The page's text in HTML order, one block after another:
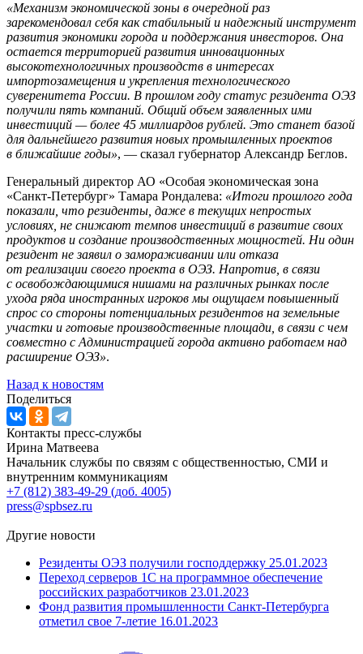
«Механизм экономической зоны в очередной раз
зарекомендовал себя как стабильный и надежный инструмент
развития экономики города и поддержания инвесторов. Она
остается территорией развития инновационных
высокотехнологичных производств в интересах
импортозамещения и укрепления технологического
суверенитета России. В прошлом году статус резидента ОЭЗ
получили пять компаний. Общий объем заявленных ими
инвестиций — более 45 миллиардов рублей. Это станет базой
для дальнейшего развития новых промышленных проектов
в ближайшие годы», — сказал губернатор Александр Беглов.
Генеральный директор АО «Особая экономическая зона
«Санкт-Петербург» Тамара Рондалева: «Итоги прошлого года
показали, что резиденты, даже в текущих непростых
условиях, не снижают темпов инвестиций в развитие своих
продуктов и создание производственных мощностей. Ни один
резидент не заявил о замораживании или отказа
от реализации своего проекта в ОЭЗ. Напротив, в связи
с освобождающимися нишами на различных рынках после
ухода ряда иностранных игроков мы ощущаем повышенный
спрос со стороны потенциальных резидентов на земельные
участки и готовые производственные площади, в связи с чем
совместно с Администрацией города активно работаем над
расширение ОЭЗ».
Назад к новостям
Поделиться
Контакты пресс-службы
Ирина Матвеева
Начальник службы по связям с общественностью, СМИ и
внутренним коммуникациям
+7 (812) 383-49-29 (доб. 4005)
press@spbsez.ru
Другие новости
Резиденты ОЭЗ получили господдержку 25.01.2023
Переход серверов 1С на программное обеспечение
российских разработчиков 23.01.2023
Фонд развития промышленности Санкт-Петербурга
отметил свое 7-летие 16.01.2023